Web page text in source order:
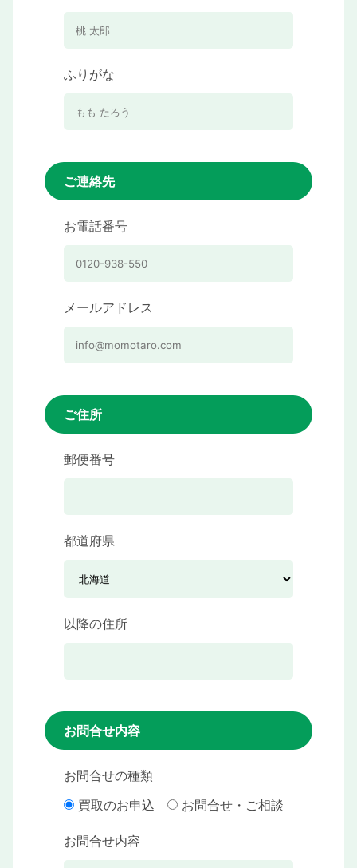
ふりがな
ご連絡先
お電話番号
メールアドレス
ご住所
郵便番号
都道府県
以降の住所
お問合せ内容
お問合せの種類
買取のお申込
お問合せ・ご相談
お問合せ内容